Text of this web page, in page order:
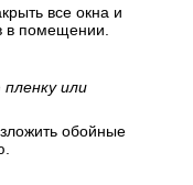
все окна и
в помещении.
или
обойные